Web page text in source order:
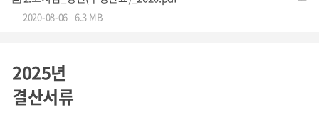
코지샵 마일리지는
2020-08-06 6.3 MB
2025년
결산서류